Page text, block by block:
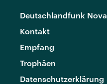
Deutschlandfunk Nova
Kontakt
Empfang
Trophäen
Datenschutzerklärung